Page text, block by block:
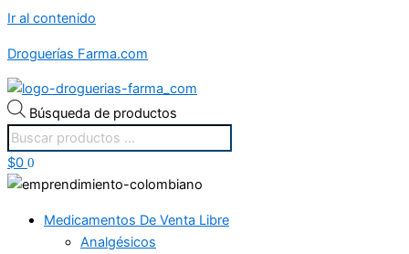
Ir al contenido
Droguerías Farma.com
Búsqueda de productos
$0 0
Medicamentos De Venta Libre
Analgésicos